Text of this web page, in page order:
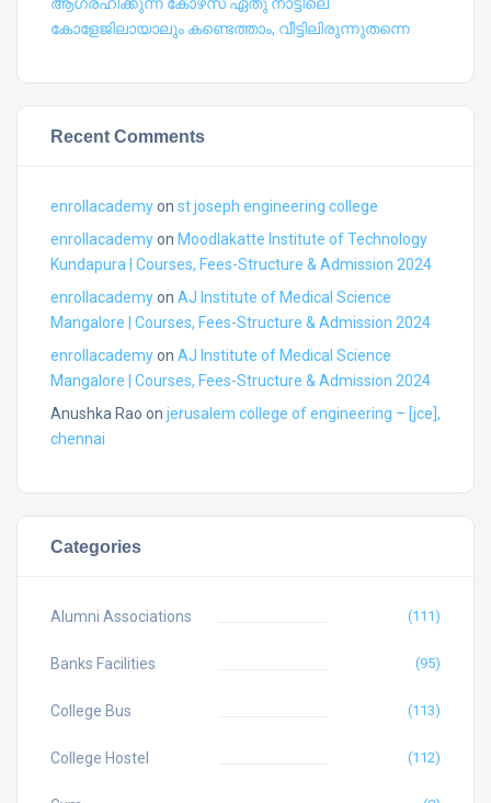
കോളേജിലായാലും കണ്ടെത്താം, വീട്ടിലിരുന്നുതന്നെ
Recent Comments
enrollacademyon st joseph engineering college
enrollacademyon Moodlakatte Institute of Technology
Kundapura | Courses, Fees-Structure & Admission 2024
enrollacademyon AJ Institute of Medical Science
Mangalore | Courses, Fees-Structure & Admission 2024
enrollacademyon AJ Institute of Medical Science
Mangalore | Courses, Fees-Structure & Admission 2024
Anushka Rao on jerusalem college of engineering – [jce],
chennai
Categories
Alumni Associations (111)
Banks Facilities (95)
College Bus (113)
College Hostel (112)